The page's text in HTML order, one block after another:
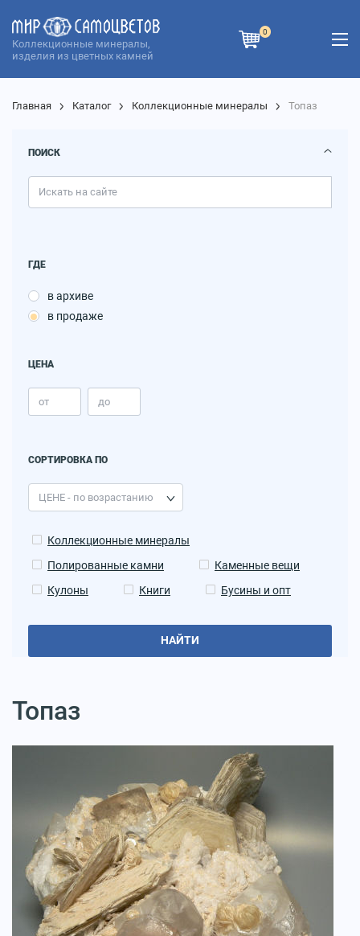
Коллекционные минералы,
изделия из цветных камней
0
Главная Каталог Коллекционные минералы Топаз
ПОИСК
ГДЕ
в архиве
в продаже
ЦЕНА
СОРТИРОВКА ПО
Коллекционные минералы
Полированные камни
Каменные вещи
Кулоны
Книги Бусины и опт
НАЙТИ
Топаз